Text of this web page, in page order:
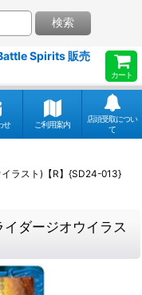
カート
検索
せ ご利用案内
店頭受取につい
て
ラスト)【R】{SD24-013}
ダージオウイラス